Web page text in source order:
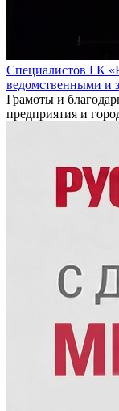
Специалистов ГК
ведомственными и
Грамоты и
предприятия и